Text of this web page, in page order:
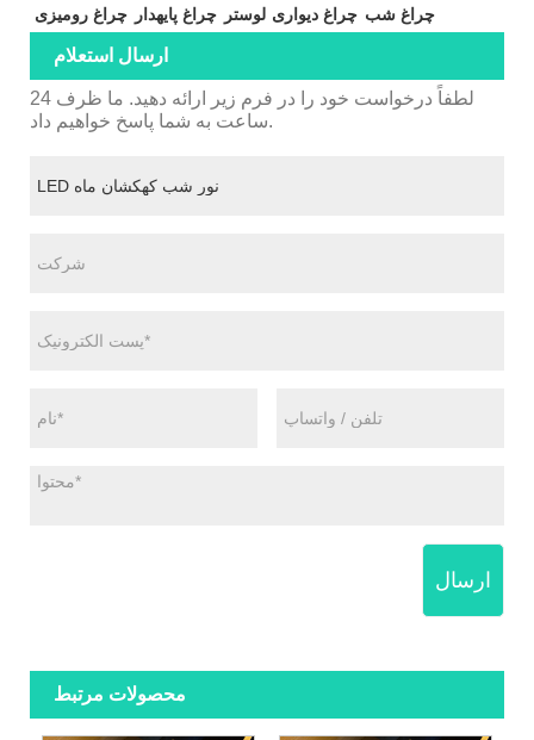
چراغ رومیزی چراغ پایهدار لوستر چراغ دیواری چراغ شب
ارسال استعلام
لطفاً درخواست خود را در فرم زیر ارائه دهید. ما ظرف 24
ساعت به شما پاسخ خواهیم داد.
ارسال
محصولات مرتبط